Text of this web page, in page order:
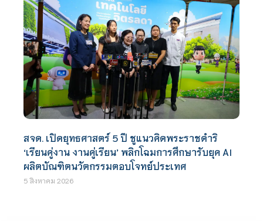
สจด. เปิดยุทธศาสตร์ 5 ปี ชูแนวคิดพระราชดำริ
‘เรียนคู่งาน งานคู่เรียน’ พลิกโฉมการศึกษารับยุค AI
ผลิตบัณฑิตนวัตกรรมตอบโจทย์ประเทศ
5 สิงหาคม 2026